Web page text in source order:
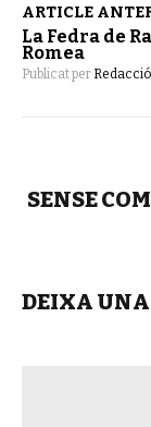
ARTICLE
La Fedra de
Romea
Publicat per Redacció
SENSE
DEIXA UNA